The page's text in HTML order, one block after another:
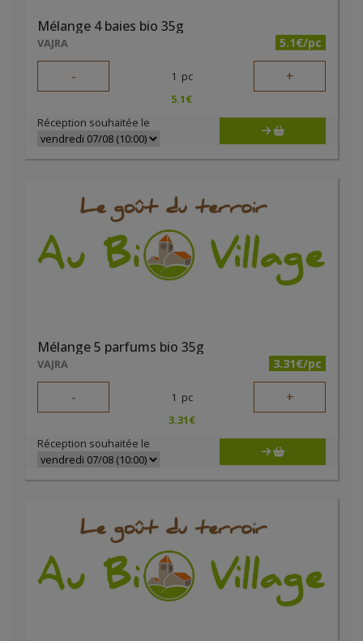
Mélange 4 baies bio 35g
VAJRA 5.1€/pc
- 1 pc +
5.1€
Réception souhaitée le
Mélange 5 parfums bio 35g
VAJRA 3.31€/pc
- 1 pc +
3.31€
Réception souhaitée le